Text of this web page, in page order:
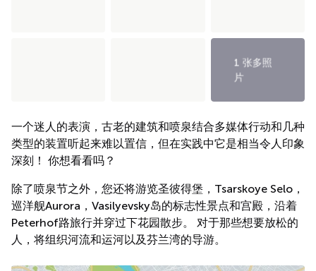
1 张多照
片
一个迷人的表演，古老的建筑和喷泉结合多媒体行动和几种
类型的装置听起来难以置信，但在实践中它是相当令人印象
深刻！ 你想看看吗？
除了喷泉节之外，您还将游览圣彼得堡，Tsarskoye Selo，
巡洋舰Aurora，Vasilyevsky岛的标志性景点和宫殿，沿着
Peterhof路旅行并穿过下花园散步。 对于那些想要放松的
人，将组织河流和运河以及芬兰湾的导游。